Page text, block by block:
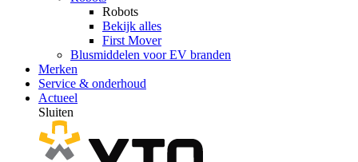
Robots
Bekijk alles
First Mover
Blusmiddelen voor EV branden
Merken
Service & onderhoud
Actueel
Sluiten